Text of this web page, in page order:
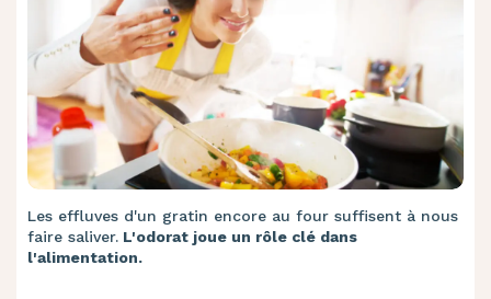
Les effluves d'un gratin encore au four suffisent à nous
faire saliver. L'odorat joue un rôle clé dans
l'alimentation.